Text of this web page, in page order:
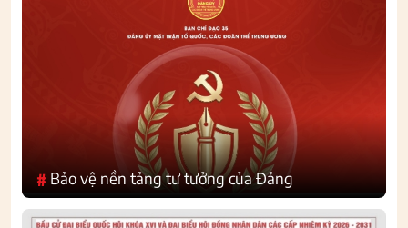
# Bảo vệ nền tảng tư tưởng của Đảng